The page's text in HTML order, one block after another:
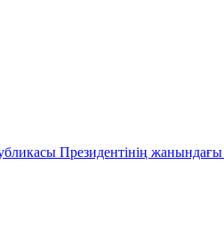
Президентінің